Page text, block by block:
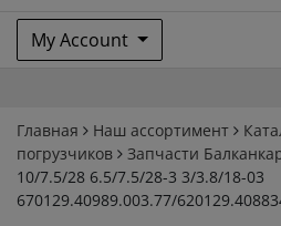
погрузчиков и
My Account
Главная Наш ассортимент
погрузчиков
Запчасти
10/7.5/28 6.5/7.5/28-3 3/3.8/18-03
670129.40989.003.77/